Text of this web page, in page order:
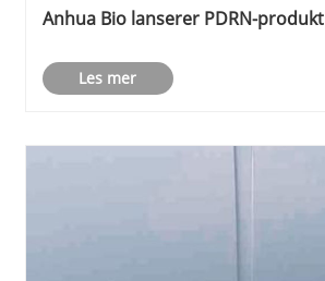
Anhua Bio lanserer PDRN-
vevsregenereringsråmaterialer
biologiLes mer